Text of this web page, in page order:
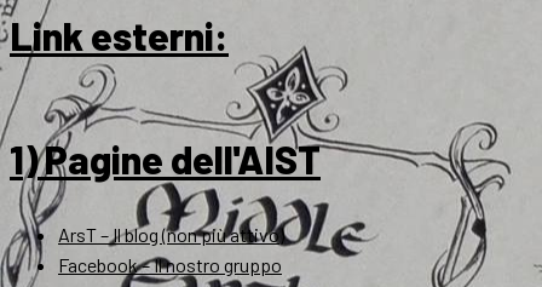
Link esterni:
1) Pagine dell'AIST
ArsT – Il blog (non più attivo)
Facebook – Il nostro gruppo